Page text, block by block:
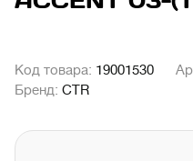
Код товара: 19001530
Бренд: CTR